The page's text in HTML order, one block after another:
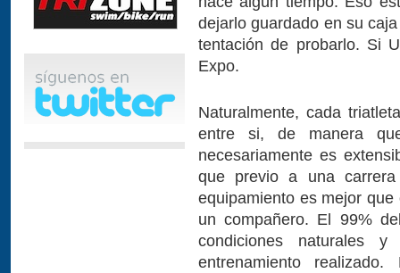
dejarlo guardado en su
tentación de probarlo. Si
Expo.
Naturalmente, cada
entre si, de manera
necesariamente es
que previo a una
equipamiento es mejor
un compañero. El 99%
condiciones naturales
entrenamiento